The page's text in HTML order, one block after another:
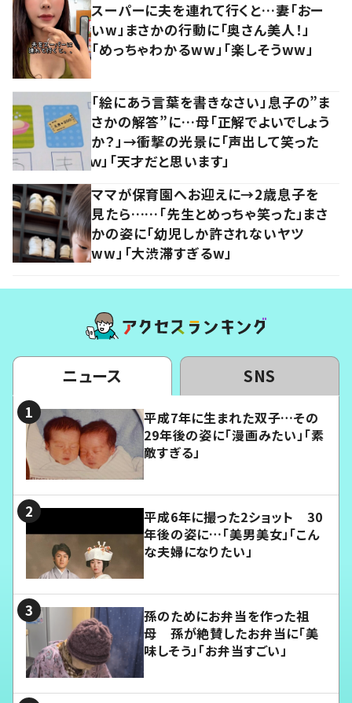
スーパーに夫を連れて行くと…妻「おー
いw」まさかの行動に「奥さん美人！」
「めっちゃわかるww」「楽しそうww」
「絵にあう言葉を書きなさい」息子の”ま
さかの解答”に…母「正解でよいでしょう
か？」→衝撃の光景に「声出して笑った
ｗ」「天才だと思います」
ママが保育園へお迎えに→2歳息子を
見たら……「先生とめっちゃ笑った」まさ
かの姿に「幼児しか許されないヤツ
ww」「大渋滞すぎるw」
ニュース SNS
平成7年に生まれた双子…その
29年後の姿に「漫画みたい」「素
敵すぎる」
平成6年に撮った2ショット 30
年後の姿に…「美男美女」「こん
な夫婦になりたい」
孫のためにお弁当を作った祖
母 孫が絶賛したお弁当に「美
味しそう」「お弁当すごい」